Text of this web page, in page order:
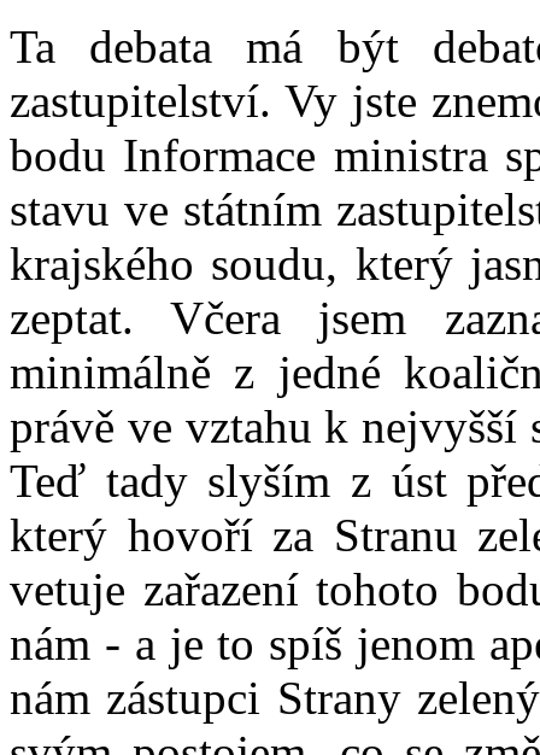
Ta debata má být
zastupitelství. Vy jste
bodu Informace ministra
stavu ve státním
krajského soudu, který
zeptat. Včera jsem
minimálně z jedné
právě ve vztahu k nejvyšší
Teď tady slyším z úst
který hovoří za Stranu
vetuje zařazení tohoto
nám - a je to spíš jenom
nám zástupci Strany